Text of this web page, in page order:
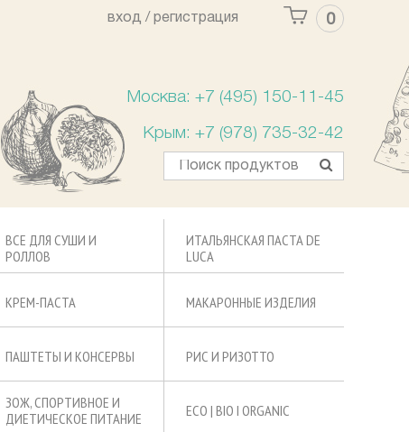
0
вход / регистрация
Москва: +7 (495) 150-11-45
Крым: +7 (978) 735-32-42
ВСЕ ДЛЯ СУШИ И
РОЛЛОВ
ИТАЛЬЯНСКАЯ ПАСТА DE
LUCA
КРЕМ-ПАСТА МАКАРОННЫЕ ИЗДЕЛИЯ
ПАШТЕТЫ И КОНСЕРВЫ РИС И РИЗОТТО
ЗОЖ, СПОРТИВНОЕ И
ДИЕТИЧЕСКОЕ ПИТАНИЕ
ECO | BIO I ORGANIC